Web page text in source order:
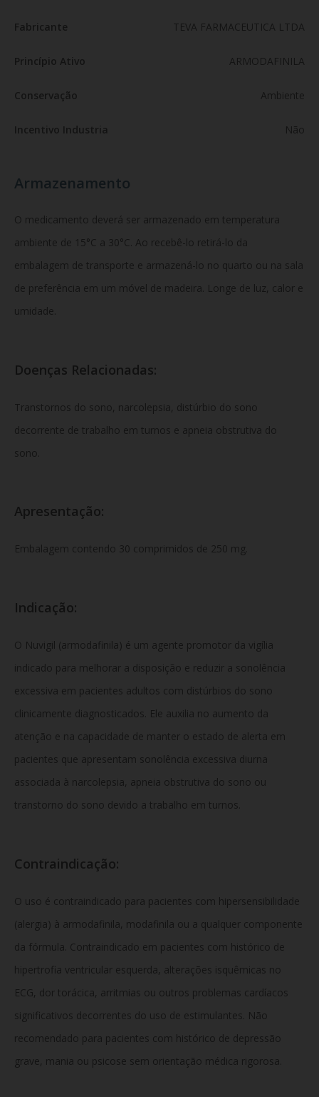
Fabricante TEVA FARMACEUTICA LTDA
Princípio Ativo ARMODAFINILA
Conservação Ambiente
Incentivo Industria Não
Armazenamento
O medicamento deverá ser armazenado em temperatura
ambiente de 15°C a 30°C. Ao recebê-lo retirá-lo da
embalagem de transporte e armazená-lo no quarto ou na sala
de preferência em um móvel de madeira. Longe de luz, calor e
umidade.
Doenças Relacionadas:
Transtornos do sono, narcolepsia, distúrbio do sono
decorrente de trabalho em turnos e apneia obstrutiva do
sono.
Apresentação:
Embalagem contendo 30 comprimidos de 250 mg.
Indicação:
O Nuvigil (armodafinila) é um agente promotor da vigília
indicado para melhorar a disposição e reduzir a sonolência
excessiva em pacientes adultos com distúrbios do sono
clinicamente diagnosticados. Ele auxilia no aumento da
atenção e na capacidade de manter o estado de alerta em
pacientes que apresentam sonolência excessiva diurna
associada à narcolepsia, apneia obstrutiva do sono ou
transtorno do sono devido a trabalho em turnos.
Contraindicação:
O uso é contraindicado para pacientes com hipersensibilidade
(alergia) à armodafinila, modafinila ou a qualquer componente
da fórmula. Contraindicado em pacientes com histórico de
hipertrofia ventricular esquerda, alterações isquêmicas no
ECG, dor torácica, arritmias ou outros problemas cardíacos
significativos decorrentes do uso de estimulantes. Não
recomendado para pacientes com histórico de depressão
grave, mania ou psicose sem orientação médica rigorosa.